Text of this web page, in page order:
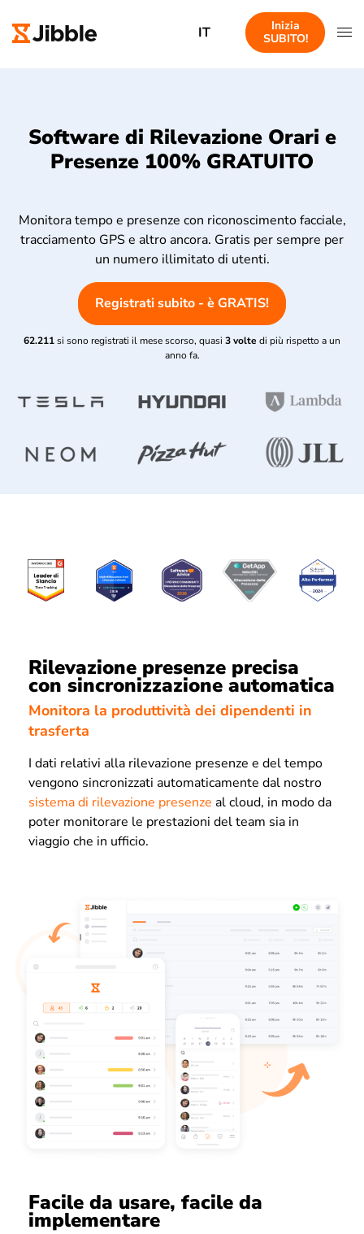
IT
Inizia
SUBITO!
Software di Rilevazione Orari e
Presenze 100% GRATUITO
Monitora tempo e presenze con riconoscimento facciale,
tracciamento GPS e altro ancora. Gratis per sempre per
un numero illimitato di utenti.
Registrati subito - è GRATIS!
62.211si sono registrati il mese scorso, quasi 3 volte di più rispetto a un
anno fa.
Rilevazione presenze precisa
con sincronizzazione automatica
Monitora la produttività dei dipendenti in
trasferta
I dati relativi alla rilevazione presenze e del tempo
vengono sincronizzati automaticamente dal nostro
sistema di rilevazione presenze al cloud, in modo da
poter monitorare le prestazioni del team sia in
viaggio che in ufficio.
Facile da usare, facile da
implementare